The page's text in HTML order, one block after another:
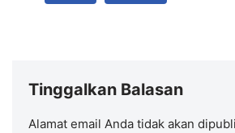
Tinggalkan Balasan
Alamat email Anda tidak akan